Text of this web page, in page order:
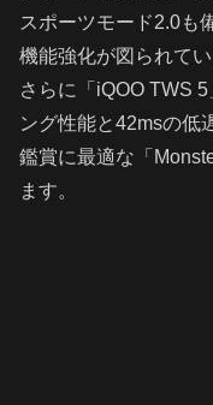
スポーツモード2.0も
機能強化が図られてい
さらに「iQOO TWS
ング性能と42msの低
鑑賞に最適な「
ます。